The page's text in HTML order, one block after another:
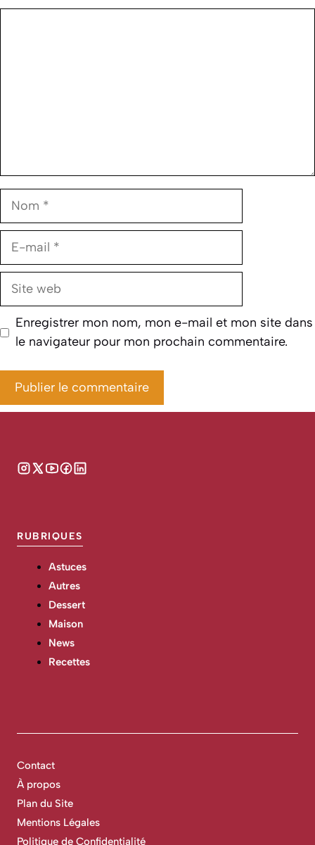
Nom
E-
Site
Enregistrer mon nom, mon e-mail et mon site dans
le navigateur pour mon prochain commentaire.
RUBRIQUES
Astuces
Autres
Dessert
Maison
News
Recettes
Contact
À propos
Plan du Site
Mentions Légales
Politique de Confidentialité